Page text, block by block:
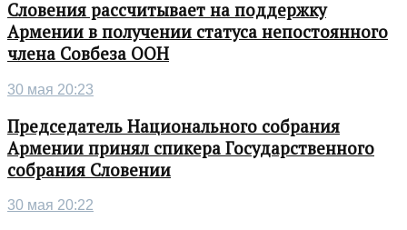
Словения рассчитывает на поддержку
Армении в получении статуса непостоянного
члена Совбеза ООН
30 мая 20:23
Председатель Национального собрания
Армении принял спикера Государственного
собрания Словении
30 мая 20:22